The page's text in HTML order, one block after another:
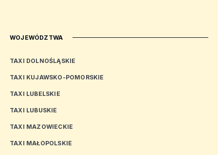
WOJEWÓDZTWA
TAXI DOLNOŚLĄSKIE
TAXI KUJAWSKO-POMORSKIE
TAXI LUBELSKIE
TAXI LUBUSKIE
TAXI MAZOWIECKIE
TAXI MAŁOPOLSKIE